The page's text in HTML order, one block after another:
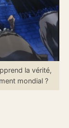
la vérité,
mondial ?